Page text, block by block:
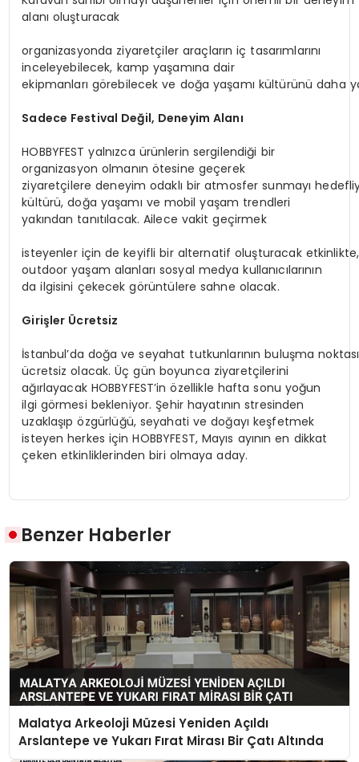
alanı oluşturacak
organizasyonda ziyaretçiler araçların iç tasarımlarını
inceleyebilecek, kamp yaşamına dair
ekipmanları görebilecek ve doğa yaşamı kültürünü daha
Sadece Festival Değil, Deneyim Alanı
HOBBYFEST yalnızca ürünlerin sergilendiği bir
organizasyon olmanın ötesine geçerek
ziyaretçilere deneyim odaklı bir atmosfer sunmayı
kültürü, doğa yaşamı ve mobil yaşam trendleri
yakından tanıtılacak. Ailece vakit geçirmek
isteyenler için de keyifli bir alternatif oluşturacak
outdoor yaşam alanları sosyal medya kullanıcılarının
da ilgisini çekecek görüntülere sahne olacak.
Girişler Ücretsiz
İstanbul’da doğa ve seyahat tutkunlarının buluşma
ücretsiz olacak. Üç gün boyunca ziyaretçilerini
ağırlayacak HOBBYFEST’in özellikle hafta sonu yoğun
ilgi görmesi bekleniyor. Şehir hayatının stresinden
uzaklaşıp özgürlüğü, seyahati ve doğayı keşfetmek
isteyen herkes için HOBBYFEST, Mayıs ayının en dikkat
çeken etkinliklerinden biri olmaya aday.
Benzer Haberler
Malatya Arkeoloji Müzesi Yeniden Açıldı
Arslantepe ve Yukarı Fırat Mirası Bir Çatı Altında